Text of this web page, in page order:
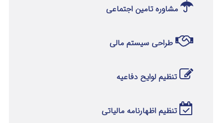
مشاوره تامین اجتماعی
طراحی سیستم مالی
تنظیم لوایح دفاعیه
تنظیم اظهارنامه مالیاتی